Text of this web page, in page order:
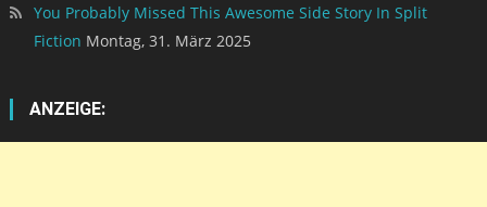
You Probably Missed This Awesome Side Story In Split
Fiction Montag, 31. März 2025
ANZEIGE: